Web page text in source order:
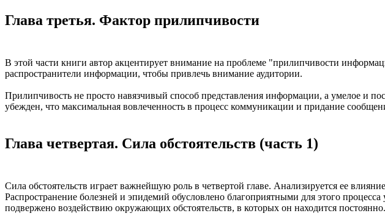
Глава третья. Фактор прилипчивости
В этой части книги автор акцентирует внимание на проблеме "прилипчивости
распространители информации, чтобы привлечь внимание аудитории.
Прилипчивость не просто навязчивый способ представления информации, а умелое и
убежден, что максимальная вовлеченность в процесс коммуникации и придание
Глава четвертая. Сила обстоятельств (часть 1)
Сила обстоятельств играет важнейшую роль в четвертой главе. Анализируется ее
Распространение болезней и эпидемий обусловлено благоприятными для этого
подвержено воздействию окружающих обстоятельств, в которых он находится постоянно.